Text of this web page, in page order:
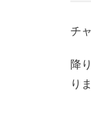
チ
降
り